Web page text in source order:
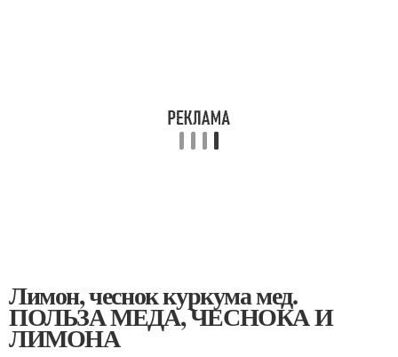
Лимон, чеснок куркума мед.
ПОЛЬЗА МЕДА, ЧЕСНОКА И
ЛИМОНА